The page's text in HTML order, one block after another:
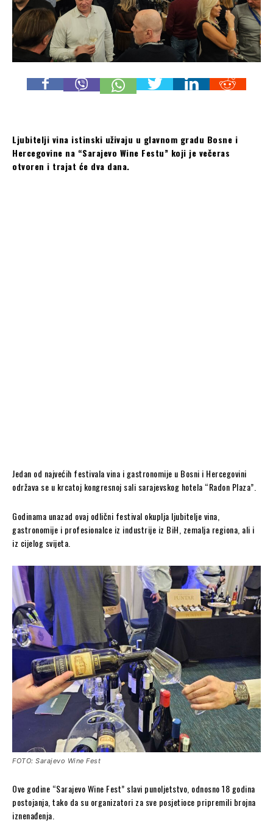
Ljubitelji vina istinski uživaju u glavnom gradu Bosne i
Hercegovine na “Sarajevo Wine Festu” koji je večeras
otvoren i trajat će dva dana.
Jedan od najvećih festivala vina i gastronomije u Bosni i Hercegovini
održava se u krcatoj kongresnoj sali sarajevskog hotela “Radon Plaza”.
Godinama unazad ovaj odlični festival okuplja ljubitelje vina,
gastronomije i profesionalce iz industrije iz BiH, zemalja regiona, ali i
iz cijelog svijeta.
FOTO: Sarajevo Wine Fest
Ove godine “Sarajevo Wine Fest” slavi punoljetstvo, odnosno 18 godina
postojanja, tako da su organizatori za sve posjetioce pripremili brojna
iznenađenja.